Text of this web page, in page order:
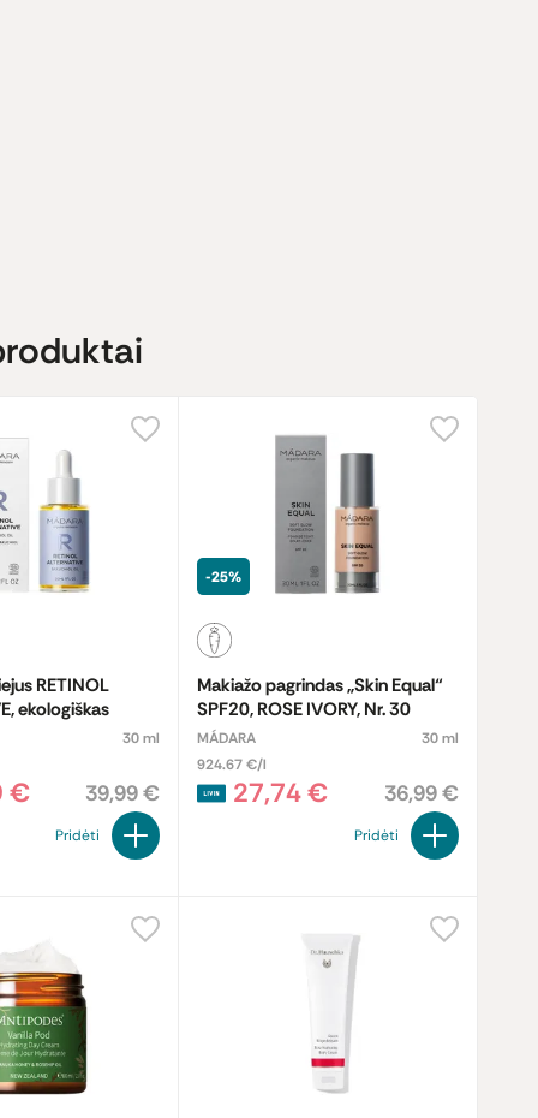
RETINOL
ekologiškas
30 ml
€ 39,99 €
Pridėti
-25%
Makiažo pagrindas „Skin Equal“
SPF20, ROSE IVORY, Nr. 30
MÁDARA
30 ml
924.67 €/l
27,74 € 36,99 €
Pridėti